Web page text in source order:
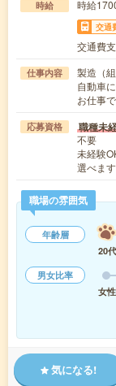
時給 時給
交通
交通費
仕事内容
製造（
自動車
お仕事
応募資格 職種未
不要
未経験
選べま
職場の雰囲気
年齢層
20代
男女比率
女性
気になる!